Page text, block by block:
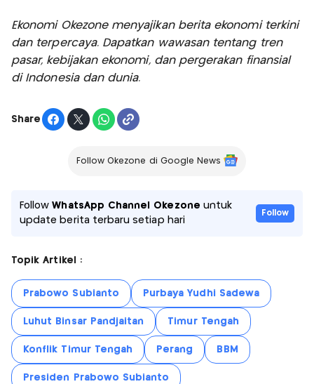
Ekonomi Okezone menyajikan berita ekonomi terkini
dan terpercaya. Dapatkan wawasan tentang tren
pasar, kebijakan ekonomi, dan pergerakan finansial
di Indonesia dan dunia.
Share
Follow Okezone di Google News
FollowWhatsApp Channel Okezone untuk
update berita terbaru setiap hari
Follow
Topik Artikel :
Prabowo Subianto Purbaya Yudhi Sadewa
Luhut Binsar Pandjaitan Timur Tengah
Konflik Timur Tengah Perang BBM
Presiden Prabowo Subianto